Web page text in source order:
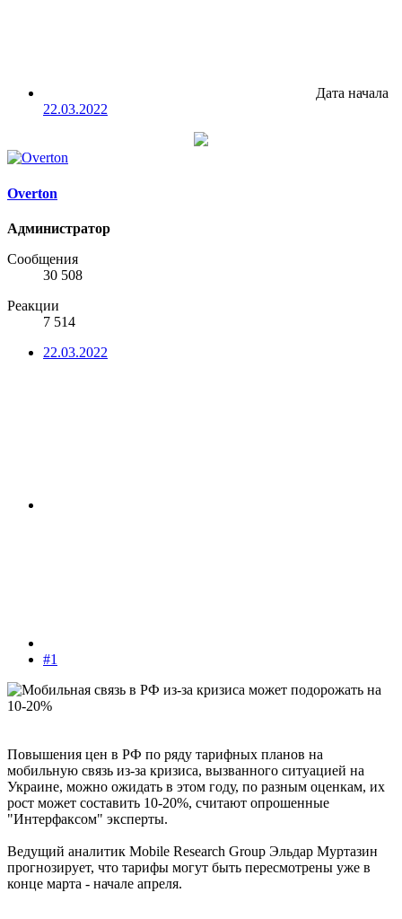
Дата начала
22.03.2022
Overton
Администратор
Сообщения
30 508
Реакции
7 514
22.03.2022
#1
Повышения цен в РФ по ряду тарифных планов на
мобильную связь из-за кризиса, вызванного ситуацией на
Украине, можно ожидать в этом году, по разным оценкам, их
рост может составить 10-20%, считают опрошенные
"Интерфаксом" эксперты.
Ведущий аналитик Mobile Research Group Эльдар Муртазин
прогнозирует, что тарифы могут быть пересмотрены уже в
конце марта - начале апреля.